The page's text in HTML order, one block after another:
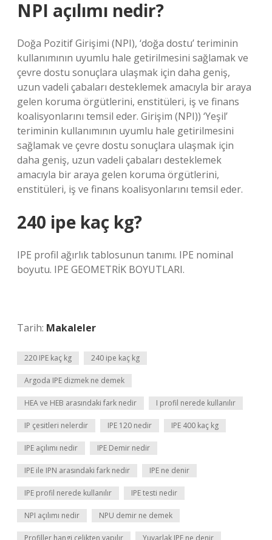
NPI açılımı nedir?
Doğa Pozitif Girişimi (NPI), ‘doğa dostu’ teriminin
kullanımının uyumlu hale getirilmesini sağlamak ve
çevre dostu sonuçlara ulaşmak için daha geniş,
uzun vadeli çabaları desteklemek amacıyla bir araya
gelen koruma örgütlerini, enstitüleri, iş ve finans
koalisyonlarını temsil eder. Girişim (NPI)) ‘Yeşil’
teriminin kullanımının uyumlu hale getirilmesini
sağlamak ve çevre dostu sonuçlara ulaşmak için
daha geniş, uzun vadeli çabaları desteklemek
amacıyla bir araya gelen koruma örgütlerini,
enstitüleri, iş ve finans koalisyonlarını temsil eder.
240 ipe kaç kg?
IPE profil ağırlık tablosunun tanımı. IPE nominal
boyutu. IPE GEOMETRİK BOYUTLARI.
Tarih: Makaleler
220 IPE kaç kg 240 ipe kaç kg
Argoda IPE dizmek ne demek
HEA ve HEB arasındaki fark nedir I profil nerede kullanılır
IP çesitleri nelerdir IPE 120 nedir IPE 400 kaç kg
IPE açılımı nedir IPE Demir nedir
IPE ile IPN arasındaki fark nedir IPE ne denir
IPE profil nerede kullanılır IPE testi nedir
NPI açılımı nedir NPU demir ne demek
Profiller hangi çelikten yapılır Yuvarlak IPE ne denir